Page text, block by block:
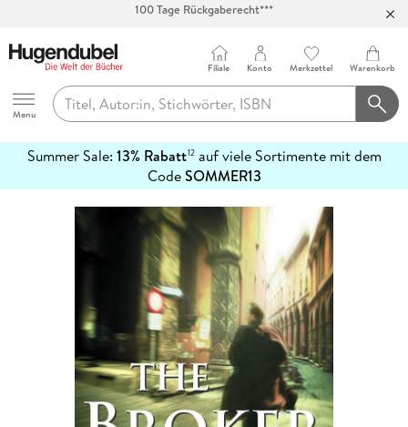
Abholung in über 100 Filialen
Hugendubel
Menu
Filiale Konto Merkzettel Warenkorb
Summer Sale: 13% Rabatt12auf viele Sortimente mit dem
CodeSOMMER13
erfahren